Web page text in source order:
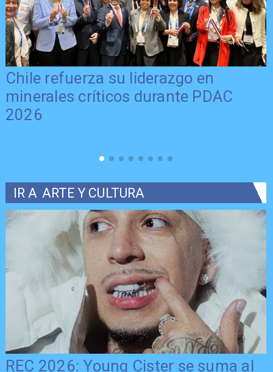
Chile refuerza su liderazgo en
minerales críticos durante PDAC
2026
IR A ARTE Y CULTURA
REC 2026: Young Cister se suma al